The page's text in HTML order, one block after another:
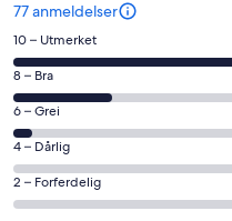
77 anmeldelser
Rangering
på
10
−
Utmerket.
58
av
totalt
10 – Utmerket
Rangering
på
8
−
Bra.
16
8 – Bra
Rangering
på
6
−
Grei.
6 – Grei
Rangering
på
4
4 – Dårlig
Rangering
på
2 – Forferdelig